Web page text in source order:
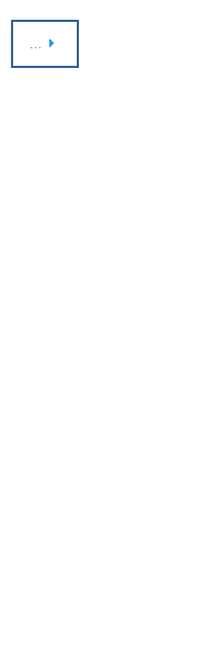
…